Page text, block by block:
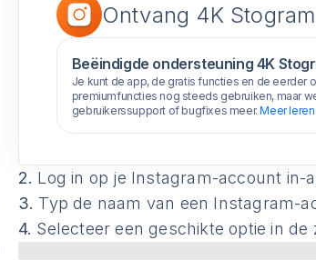
Ontvang 4K Stogram
Beëindigde ondersteuning 4K
Je kunt de app, de gratis functies en de eerder
premiumfuncties nog steeds gebruiken, maar
gebruikerssupport of bugfixes meer.Meer leren
2. Log in op je Instagram-account in-
3. Typ de naam van een Instagram-
4. Selecteer een geschikte optie in de